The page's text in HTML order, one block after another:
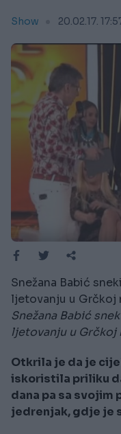
Show 20.02.17.
Snežana Babić
ljetovanju u Grčkoj
Snežana Babić
ljetovanju u Grčkoj
Otkrila je da je
iskoristila priliku
dana pa sa svojim
jedrenjak, gdje je